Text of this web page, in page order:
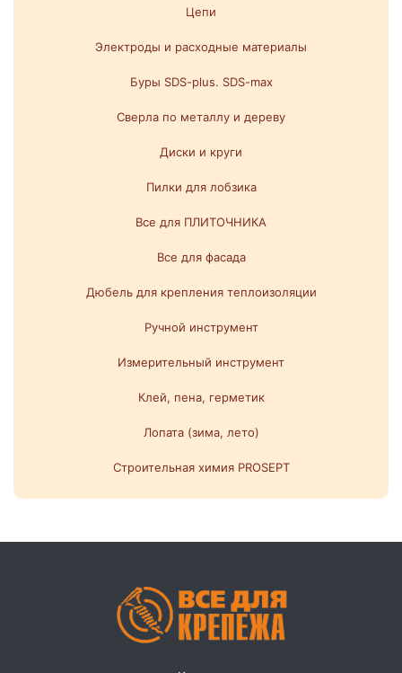
Цепи
Электроды и расходные материалы
Буры SDS-plus. SDS-max
Сверла по металлу и дереву
Диски и круги
Пилки для лобзика
Все для ПЛИТОЧНИКА
Все для фасада
Дюбель для крепления теплоизоляции
Ручной инструмент
Измерительный инструмент
Клей, пена, герметик
Лопата (зима, лето)
Строительная химия PROSEPT